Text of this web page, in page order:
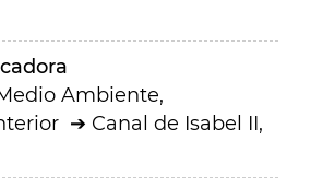
Ambiente,
Canal de Isabel II,